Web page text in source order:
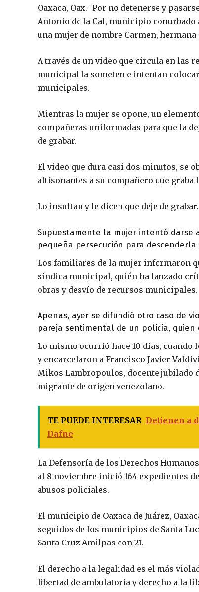
Oaxaca, Oax.- Por no detenerse y
Antonio de la Cal, municipio
una mujer de nombre Carmen,
A través de un video que circula en las
municipal la someten e intentan
municipales.
Mientras la mujer se opone, un
compañeras uniformadas para que la
de grabar.
El video que dura casi dos minutos, se
altisonantes a su compañero que graba
Lo insultan y le dicen que deje de grabar.
Supuestamente la mujer intentó darse
pequeña persecución para
Los familiares de la mujer informaron
síndica municipal, quién ha lanzado
obras y desvío de recursos municipales.
Apenas, ayer se difundió otro caso de
pareja sentimental de un policía, quien
Lo mismo ocurrió hace 10 días,
y encarcelaron a Francisco Javier
Mikos Lambropoulos, docente jubilado
migrante de origen venezolano.
TE PUEDE INTERESAR Detienen a
Dafne
La Defensoría de los Derechos
al 8 noviembre inició 164 expedientes
abusos policiales.
El municipio de Oaxaca de Juárez,
seguidos de los municipios de Santa
Santa Cruz Amilpas con 21.
El derecho a la legalidad es el más
libertad de ambulatoria y derecho a la